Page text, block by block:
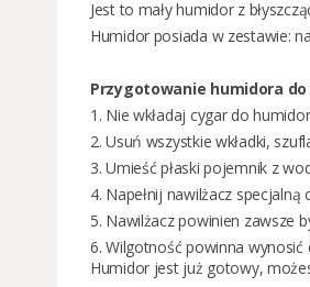
Jest to mały humidor z
Humidor posiada w zestawie:
Przygotowanie humidora
1. Nie wkładaj cygar do
2. Usuń wszystkie wkładki,
3. Umieść płaski pojemnik z
4. Napełnij nawilżacz
5. Nawilżacz powinien zawsze
6. Wilgotność powinna
Humidor jest już gotowy,